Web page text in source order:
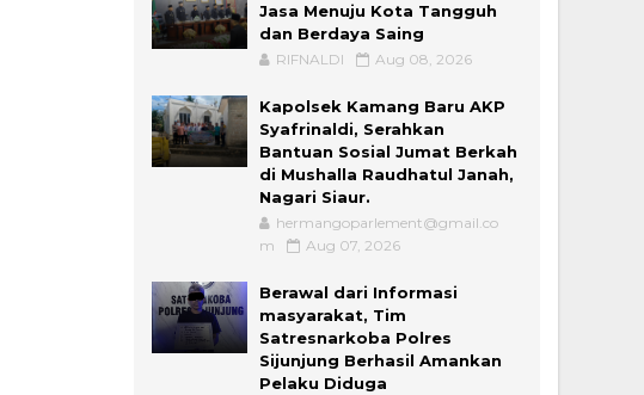
Jasa Menuju Kota Tangguh
dan Berdaya Saing
RIFNALDI Aug 08, 2026
Kapolsek Kamang Baru AKP
Syafrinaldi, Serahkan
Bantuan Sosial Jumat Berkah
di Mushalla Raudhatul Janah,
Nagari Siaur.
hermangoparlement@gmail.co
m
Aug 07, 2026
Berawal dari Informasi
masyarakat, Tim
Satresnarkoba Polres
Sijunjung Berhasil Amankan
Pelaku Diduga